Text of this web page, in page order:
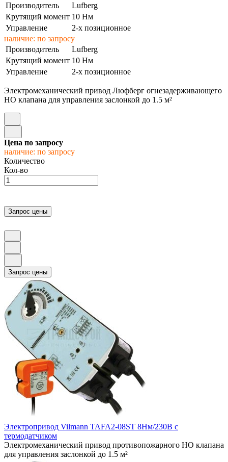
Производитель
Lufberg
Крутящий момент 10 Нм
Управление
2-х позиционное
наличие: по запросу
Производитель
Lufberg
Крутящий момент 10 Нм
Управление
2-х позиционное
Электромеханический привод Люфберг огнезадерживающего
НО клапана для управления заслонкой до 1.5 м²
Цена по запросу
наличие: по запросу
Количество
Кол-во
Электропривод Vilmann TAFA2-08ST 8Нм/230В с
термодатчиком
Электромеханический привод противопожарного НО клапана
для управления заслонкой до 1.5 м²